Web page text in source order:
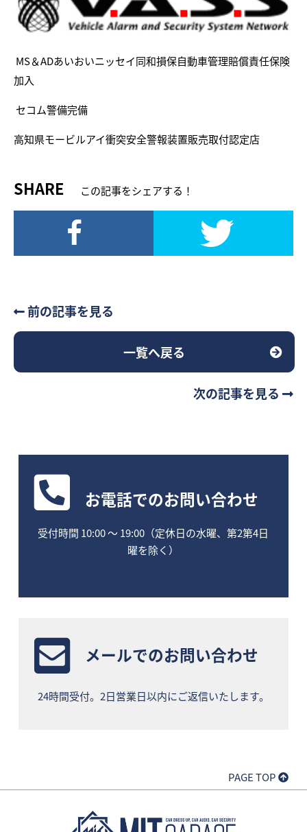
MS＆ADあいおいニッセイ同和損保自動車管理賠償責任保険
加入
セコム警備完備
高知県モービルアイ衝突安全警報装置販売取付認定店
SHARE この記事をシェアする！
前の記事を見る
一覧へ戻る
次の記事を見る
お電話でのお問い合わせ
受付時間 10:00 〜 19:00（定休日の水曜、第2第4日
曜を除く）
メールでのお問い合わせ
24時間受付。2日営業日以内にご返信いたします。
PAGE TOP